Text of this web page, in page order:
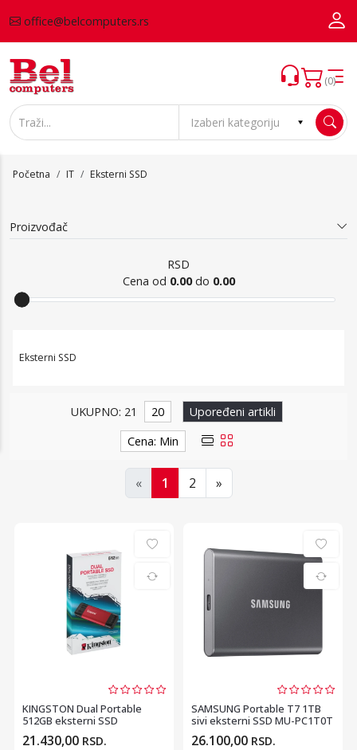
office@belcomputers.rs
(0)
Početna IT Eksterni SSD
Proizvođač
RSD
Cena od 0.00do 0.00
Eksterni SSD
Eksterni SSD
UKUPNO: 21 20
Upoređeni artikli
Cena: Min
« 1 2 »
KINGSTON Dual Portable
512GB eksterni SSD
SPSD512GB
21.430,00 RSD.
SAMSUNG Portable T7 1TB
sivi eksterni SSD MU-PC1T0T
26.100,00 RSD.